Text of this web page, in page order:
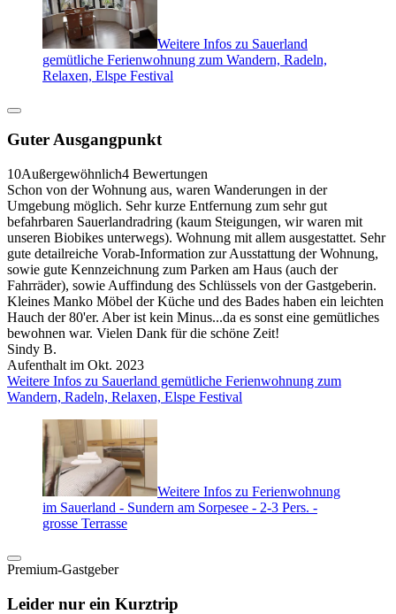
Weitere Infos zu Sauerland
gemütliche Ferienwohnung zum Wandern, Radeln,
Relaxen, Elspe Festival
Guter Ausgangpunkt
10Außergewöhnlich4 Bewertungen
Schon von der Wohnung aus, waren Wanderungen in der
Umgebung möglich. Sehr kurze Entfernung zum sehr gut
befahrbaren Sauerlandradring (kaum Steigungen, wir waren mit
unseren Biobikes unterwegs). Wohnung mit allem ausgestattet. Sehr
gute detailreiche Vorab-Information zur Ausstattung der Wohnung,
sowie gute Kennzeichnung zum Parken am Haus (auch der
Fahrräder), sowie Auffindung des Schlüssels von der Gastgeberin.
Kleines Manko Möbel der Küche und des Bades haben ein leichten
Hauch der 80'er. Aber ist kein Minus...da es sonst eine gemütliches
bewohnen war. Vielen Dank für die schöne Zeit!
Sindy B.
Aufenthalt im Okt. 2023
Weitere Infos zu Sauerland gemütliche Ferienwohnung zum
Wandern, Radeln, Relaxen, Elspe Festival
Weitere Infos zu Ferienwohnung
im Sauerland - Sundern am Sorpesee - 2-3 Pers. -
grosse Terrasse
Premium-Gastgeber
Leider nur ein Kurztrip